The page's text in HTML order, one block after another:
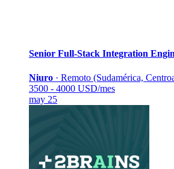
Senior Full-Stack Integration
Niuro · Remoto (Sudamérica,
3500 - 4000 USD/mes
may 25